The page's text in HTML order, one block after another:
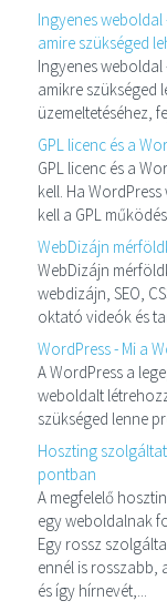
Ingyenes weboldal
amire szükséged
Ingyenes
amikre szükséged
üzemeltetéséhez,
GPL licenc és a
GPL licenc és a
kell. Ha
kell a GPL
WebDizájn
WebDizájn
webdizájn, SEO,
oktató videók és
WordPress - Mi a
A WordPress a
weboldalt
szükséged lenne
Hoszting
pontban
A megfelelő
egy weboldalnak
Egy rossz
ennél is rosszabb,
és így hírnevét,...